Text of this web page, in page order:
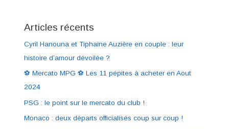
Articles récents
Cyril Hanouna et Tiphaine Auzière en couple : leur
histoire d’amour dévoilée ?
⚽ Mercato MPG ⚽ Les 11 pépites à acheter en Aout
2024
PSG : le point sur le mercato du club !
Monaco : deux départs officialisés coup sur coup !